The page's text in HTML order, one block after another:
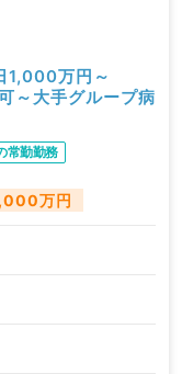
1,000万円～
～大手グループ病
常勤勤務
万円